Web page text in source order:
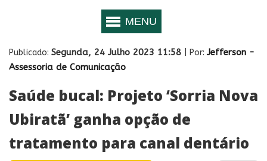
Publicado: Segunda, 24 Julho 2023 11:58 | Por: Jefferson -
Assessoria de Comunicação
Saúde bucal: Projeto ‘Sorria Nova
Ubiratã’ ganha opção de
tratamento para canal dentário